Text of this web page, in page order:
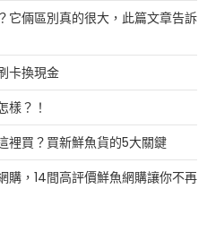
它倆區別真的很大，此篇文章告訴
卡換現金
樣？！
裡買？買新鮮魚貨的5大關鍵
購，14間高評價鮮魚網購讓你不再